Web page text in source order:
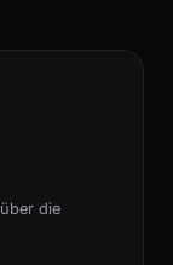
die